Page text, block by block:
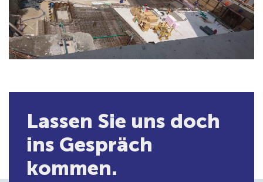
Lassen Sie uns doch
ins Gespräch
kommen.